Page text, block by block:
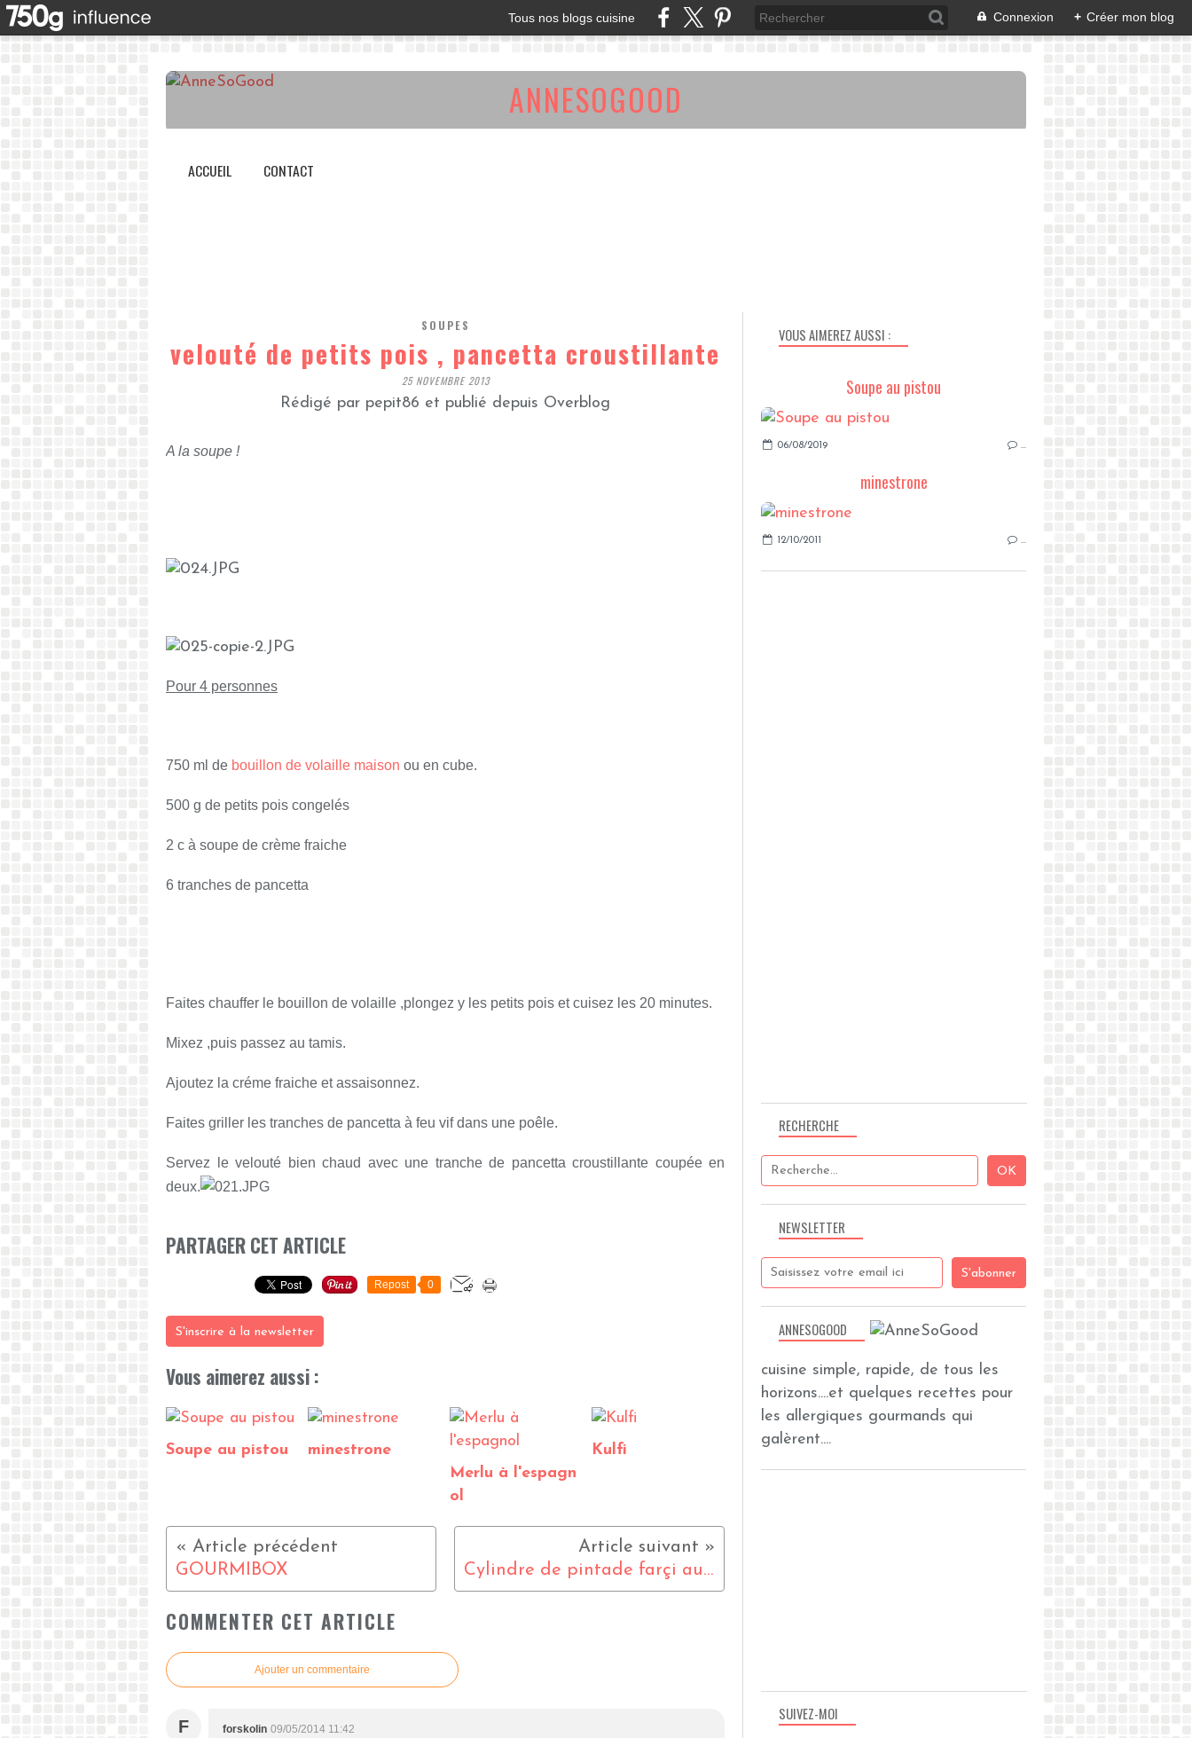
Tous nos blogs cuisine Connexion + Créer mon blog
ANNESOGOOD
ACCUEIL CONTACT
SOUPES
velouté de petits pois , pancetta croustillante
25 NOVEMBRE 2013
Rédigé par pepit86 et publié depuis Overblog
A la soupe !
Pour 4 personnes
750 ml de bouillon de volaille maison ou en cube.
500 g de petits pois congelés
2 c à soupe de crème fraiche
6 tranches de pancetta
Faites chauffer le bouillon de volaille ,plongez y les petits pois et cuisez les 20 minutes.
Mixez ,puis passez au tamis.
Ajoutez la créme fraiche et assaisonnez.
Faites griller les tranches de pancetta à feu vif dans une poêle.
Servez le velouté bien chaud avec une tranche de pancetta croustillante coupée en
deux.
PARTAGER CET ARTICLE
Repost 0
S'inscrire à la newsletter
Vous aimerez aussi :
Soupe au pistou
minestrone
Merlu à l'espagn
ol
Kulfi
GOURMIBOX Cylindre de pintade farçi aux langoustines, créme de langoustines et gratin dauphinois
COMMENTER CET ARTICLE
Ajouter un commentaire
F forskolin 09/05/2014 11:42
NEWSLETTER
SUIVEZ-MOI
RECHERCHE
ANNESOGOOD
cuisine simple, rapide, de tous les
horizons....et quelques recettes pour
les allergiques gourmands qui
galèrent....
VOUS AIMEREZ AUSSI :
Soupe au pistou
06/08/2019 …
minestrone
12/10/2011 …